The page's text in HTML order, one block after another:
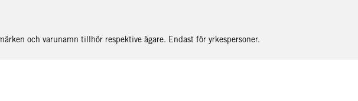
och varunamn tillhör respektive ägare. Endast för yrkespersoner.